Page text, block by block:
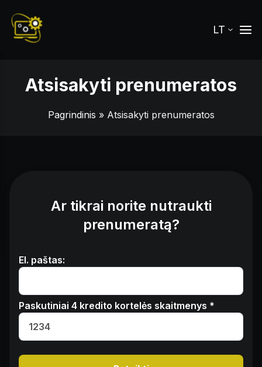
LT
Atsisakyti prenumeratos
Pagrindinis » Atsisakyti prenumeratos
Ar tikrai norite nutraukti
prenumeratą?
El. paštas:
Paskutiniai 4 kredito kortelės skaitmenys *